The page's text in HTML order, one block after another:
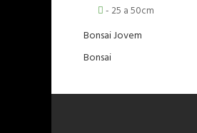
- 25 a 50cm
Bonsai Jovem
Bonsai